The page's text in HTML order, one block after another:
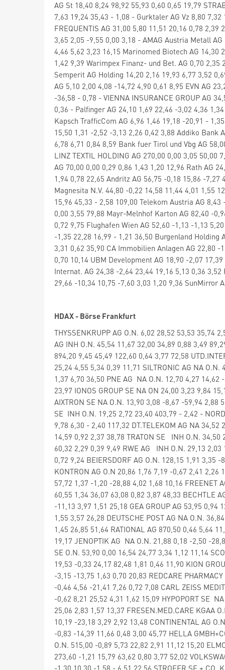
AG St 18,40 8,24 98,92 55,93 0,60 0,65 19,79
7,63 19,24 35,43 - 1,08 - Gurktaler AG Vz 8,80
FREQUENTIS AG 31,00 5,80 11,51 20,16 0,78
3,65 2,05 -9,55 0,00 3,18 - AMAG Austria Metall
4,46 5,62 3,23 16,15 Marinomed Biotech AG 14,30
1,42 9,39 Warimpex Finanz- und Bet. AG 0,70
Semperit AG Holding 14,20 2,16 19,93 6,77 3,52
AG 5,10 2,00 4,08 -14,72 4,90 0,61 8,95 EVN AG
-36,58 - 0,78 - VIENNA INSURANCE GROUP AG
0,36 - Palfinger AG 24,10 1,69 22,46 -3,02 4,36
Kapsch TrafficCom AG 6,96 1,46 19,18 -20,91 -
15,50 1,31 -2,52 -3,13 2,26 0,42 3,88 Addiko Bank
6,78 6,71 0,84 8,59 Bank fuer Tirol und Vbg AG
LINZ TEXTIL HOLDING AG 270,00 0,00 3,05
AG 70,00 0,00 0,29 0,86 1,43 1,20 12,96 Rath AG
1,94 0,78 22,65 Andritz AG 56,75 -0,18 15,86 -7,27
Magnesita N.V. 44,80 -0,22 14,58 11,44 4,01 1,55
15,96 45,33 - 2,58 109,00 Telekom Austria AG
0,00 3,55 79,88 Mayr-Melnhof Karton AG 82,40 -
0,72 9,75 Flughafen Wien AG 52,60 -1,13 -1,13
-1,35 22,28 16,99 - 1,21 36,50 Burgenland Holding
3,31 0,62 35,90 CA Immobilien Anlagen AG 22,80
0,70 10,14 UBM Development AG 18,90 -2,07
Internat. AG 24,38 -2,64 23,44 19,16 5,13 0,36
29,66 -10,34 10,75 -7,60 3,03 1,20 9,36 SunMirror
HDAX - Börse Frankfurt
THYSSENKRUPP AG O.N. 6,02 28,52 53,53 35,74
AG INH O.N. 45,54 11,67 32,00 34,89 0,88 3,49
894,20 9,45 45,49 122,60 0,64 3,77 72,58
25,24 4,55 5,34 0,39 11,71 SILTRONIC AG NA
1,37 6,70 36,50 PNE AG NA O.N. 12,70 4,27
23,97 IONOS GROUP SE NA ON 24,00 3,23 9,84
AIXTRON SE NA O.N. 13,90 3,08 -8,67 -59,94 2,88
SE INH O.N. 19,25 2,72 23,40 403,79 - 2,42 -
9,78 6,30 - 2,40 117,32 DT.TELEKOM AG NA
14,59 0,92 2,37 38,78 TRATON SE INH O.N. 34,50
60,32 2,29 0,39 9,49 RWE AG INH O.N. 29,13
0,72 9,24 BEIERSDORF AG O.N. 128,15 1,91 3,35
KONTRON AG O.N 20,86 1,76 7,19 -0,67 2,41 2,26
57,72 1,37 -1,20 -28,88 4,02 1,68 10,16 FREENET
60,55 1,34 36,07 63,08 0,82 3,87 48,33 BECHTLE
-11,13 3,97 1,51 25,18 GEA GROUP AG 53,95 0,94
1,55 3,57 26,28 DEUTSCHE POST AG NA O.N.
1,45 26,85 51,64 RATIONAL AG 870,50 0,46 5,64
19,17 JENOPTIK AG NA O.N. 21,88 0,18 -2,50 -
SE O.N. 53,90 0,00 16,54 24,77 3,34 1,12 11,14
19,53 -0,33 24,17 82,48 1,81 0,46 11,90 KION
-3,15 -13,75 1,63 0,70 20,83 REDCARE
-0,46 4,56 -21,41 7,26 0,72 7,08 CARL ZEISS
-0,62 8,21 25,52 4,31 1,62 15,09 HYPOPORT SE
25,06 2,83 1,57 13,37 FRESEN.MED.CARE KGAA
10,19 -23,18 3,29 2,92 13,48 CONTINENTAL AG
-0,83 -14,39 11,66 0,48 3,00 45,77 HELLA
O.N. 515,00 -0,89 5,73 22,82 2,91 11,12 15,20
273,60 -1,21 15,79 63,62 0,80 3,77 52,02
-1,30 10,30 -1,58 - 6,51 22,56 STROEER SE + CO.